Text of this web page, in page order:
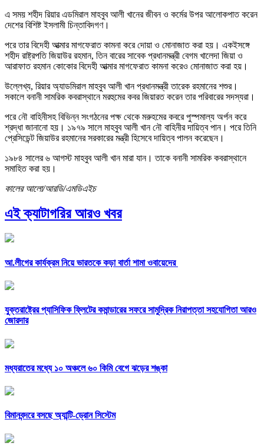
এ সময় শহীদ রিয়ার এডমিরাল মাহবুব আলী খানের জীবন ও কর্মের উপর আলোকপাত করেন
দেশের বিশিষ্ট ইসলামী চিন্তাবিদগণ।
পরে তার বিদেহী আত্মার মাগফেরাত কামনা করে দোয়া ও মোনাজাত করা হয়। একইসঙ্গে
শহীদ রাষ্ট্রপতি জিয়াউর রহমান, তিন বারের সাবেক প্রধানমন্ত্রী বেগম খালেদা জিয়া ও
আরাফাত রহমান কোকোর বিদেহী আত্মার মাগফেরাত কামনা করেও মোনাজাত করা হয়।
উল্লেখ্য, রিয়ার অ্যাডমিরাল মাহবুব আলী খান প্রধানমন্ত্রী তারেক রহমানের শশুর।
সকালে বনানী সামরিক কবরাস্থানে মরহুমের কবর জিয়ারত করেন তার পরিবারের সদস্যরা।
পরে নৌ বাহিনীসহ বিভিন্ন সংগঠনের পক্ষ থেকে মরুহমের কবরে পুস্পমাল্য অর্পন করে
শ্রদ্ধা জানানো হয়। ১৯৭৯ সালে মাহবুব আলী খান নৌ বাহিনীর দায়িত্ব পান। পরে তিনি
প্রেসিডেন্ট জিয়াউর রহমানের সরকারের মন্ত্রী হিসেবে দায়িত্ব পালন করেছেন।
১৯৮৪ সালের ৬ আগস্ট মাহবুব আলী খান মারা যান। তাকে বনানী সামরিক কবরাস্থানে
সমাহিত করা হয়।
কালের আলো/আরডি/এমডিএইচ
এই ক্যাটাগরির আরও খবর
আ.লীগের কার্যক্রম নিয়ে ভারতকে কড়া বার্তা শামা ওবায়েদের
যুক্তরাষ্ট্রের প্যাসিফিক ফ্লিটের কমান্ডারের সফরে সামুদ্রিক নিরাপত্তা সহযোগিতা আরও
জোরদার
মধ্যরাতের মধ্যে ১০ অঞ্চলে ৬০ কিমি বেগে ঝড়ের শঙ্কা
বিমানবন্দরে বসছে অ্যান্টি-ড্রোন সিস্টেম